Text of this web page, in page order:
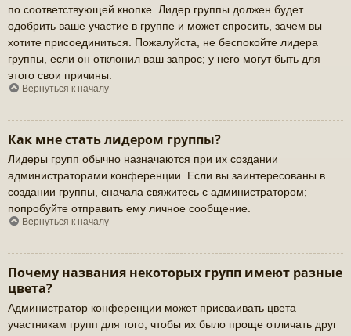
по соответствующей кнопке. Лидер группы должен будет
одобрить ваше участие в группе и может спросить, зачем вы
хотите присоединиться. Пожалуйста, не беспокойте лидера
группы, если он отклонил ваш запрос; у него могут быть для
этого свои причины.
Вернуться к началу
Как мне стать лидером группы?
Лидеры групп обычно назначаются при их создании
администраторами конференции. Если вы заинтересованы в
создании группы, сначала свяжитесь с администратором;
попробуйте отправить ему личное сообщение.
Вернуться к началу
Почему названия некоторых групп имеют разные
цвета?
Администратор конференции может присваивать цвета
участникам групп для того, чтобы их было проще отличать друг